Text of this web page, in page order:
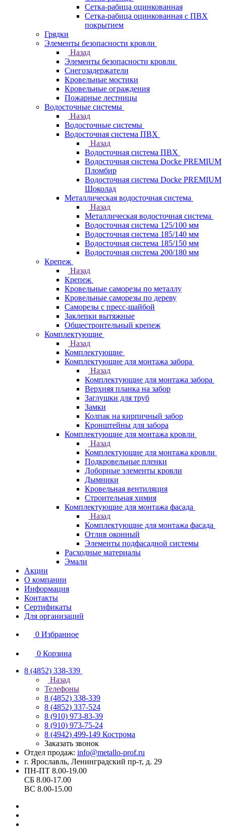
Сетка-рабица оцинкованная
Сетка-рабица оцинкованная с ПВХ
покрытием
Грядки
Элементы безопасности кровли
Назад
Элементы безопасности кровли
Снегозадержатели
Кровельные мостики
Кровельные ограждения
Пожарные лестницы
Водосточные системы
Назад
Водосточные системы
Водосточная система ПВХ
Назад
Водосточная система ПВХ
Водосточная система Docke PREMIUM
Пломбир
Водосточная система Docke PREMIUM
Шоколад
Металлическая водосточная система
Назад
Металлическая водосточная система
Водосточная система 125/100 мм
Водосточная система 185/140 мм
Водосточная система 185/150 мм
Водосточная система 200/180 мм
Крепеж
Назад
Крепеж
Кровельные саморезы по металлу
Кровельные саморезы по дереву
Саморезы с пресс-шайбой
Заклепки вытяжные
Общестроительный крепеж
Комплектующие
Назад
Комплектующие
Комплектующие для монтажа забора
Назад
Комплектующие для монтажа забора
Верхняя планка на забор
Заглушки для труб
Замки
Колпак на кирпичный забор
Кронштейны для забора
Комплектующие для монтажа кровли
Назад
Комплектующие для монтажа кровли
Подкровельные пленки
Доборные элементы кровли
Дымники
Кровельная вентиляция
Строительная химия
Комплектующие для монтажа фасада
Назад
Комплектующие для монтажа фасада
Отлив оконный
Элементы подфасадной системы
Расходные материалы
Эмали
Акции
О компании
Информация
Контакты
Сертификаты
Для организаций
0 Избранное
0 Корзина
8 (4852) 338-339
Назад
Телефоны
8 (4852) 338-339
8 (4852) 337-524
8 (910) 973-83-39
8 (910) 973-75-24
8 (4942) 499-149 Кострома
Заказать звонок
Отдел продаж: info@metallo-prof.ru
г. Ярославль, Ленинградский пр-т, д. 29
ПН-ПТ 8.00-19.00
СБ 8.00-17.00
ВС 8.00-15.00